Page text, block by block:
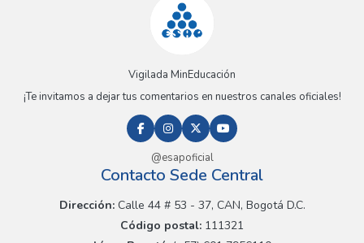
Vigilada MinEducación
¡Te invitamos a dejar tus comentarios en nuestros canales oficiales!
@esapoficial
Contacto Sede Central
Dirección:Calle 44 # 53 - 37, CAN, Bogotá D.C.
Código postal: 111321